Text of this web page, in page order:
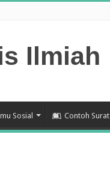
Ilmiah
Sosial Contoh Surat